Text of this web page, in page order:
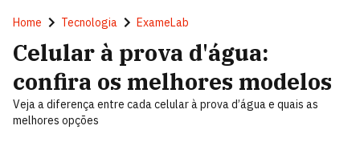
Home Tecnologia ExameLab
Celular à prova d'água:
confira os melhores modelos
Veja a diferença entre cada celular à prova d’água e quais as
melhores opções